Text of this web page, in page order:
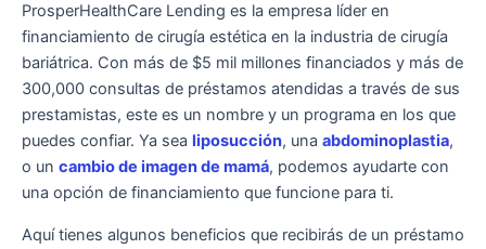
ProsperHealthCare Lending es la empresa líder en
financiamiento de cirugía estética en la industria de cirugía
bariátrica. Con más de $5 mil millones financiados y más de
300,000 consultas de préstamos atendidas a través de sus
prestamistas, este es un nombre y un programa en los que
puedes confiar. Ya sea liposucción, una abdominoplastia,
o un cambio de imagen de mamá, podemos ayudarte con
una opción de financiamiento que funcione para ti.
Aquí tienes algunos beneficios que recibirás de un préstamo